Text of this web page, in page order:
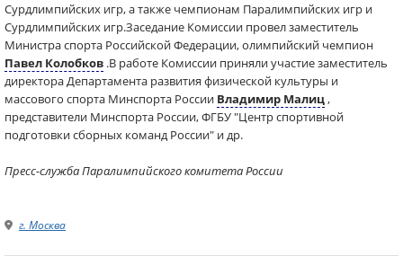
Сурдлимпийских игр, а также чемпионам Паралимпийских игр и
Сурдлимпийских игр.Заседание Комиссии провел заместитель
Министра спорта Российской Федерации, олимпийский чемпион
Павел Колобков .В работе Комиссии приняли участие заместитель
директора Департамента развития физической культуры и
массового спорта Минспорта России Владимир Малиц,
представители Минспорта России, ФГБУ "Центр спортивной
подготовки сборных команд России" и др.
Пресс-служба Паралимпийского комитета России
г. Москва